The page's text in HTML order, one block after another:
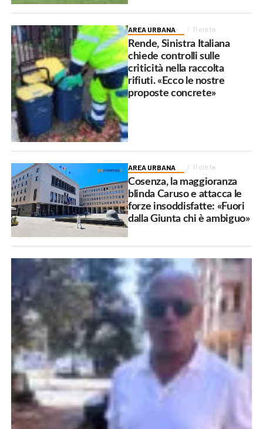
AREA URBANA 11 ore fa
Rende, Sinistra Italiana
chiede controlli sulle
criticità nella raccolta
rifiuti. «Ecco le nostre
proposte concrete»
AREA URBANA 11 ore fa
Cosenza, la maggioranza
blinda Caruso e attacca le
forze insoddisfatte: «Fuori
dalla Giunta chi è ambiguo»